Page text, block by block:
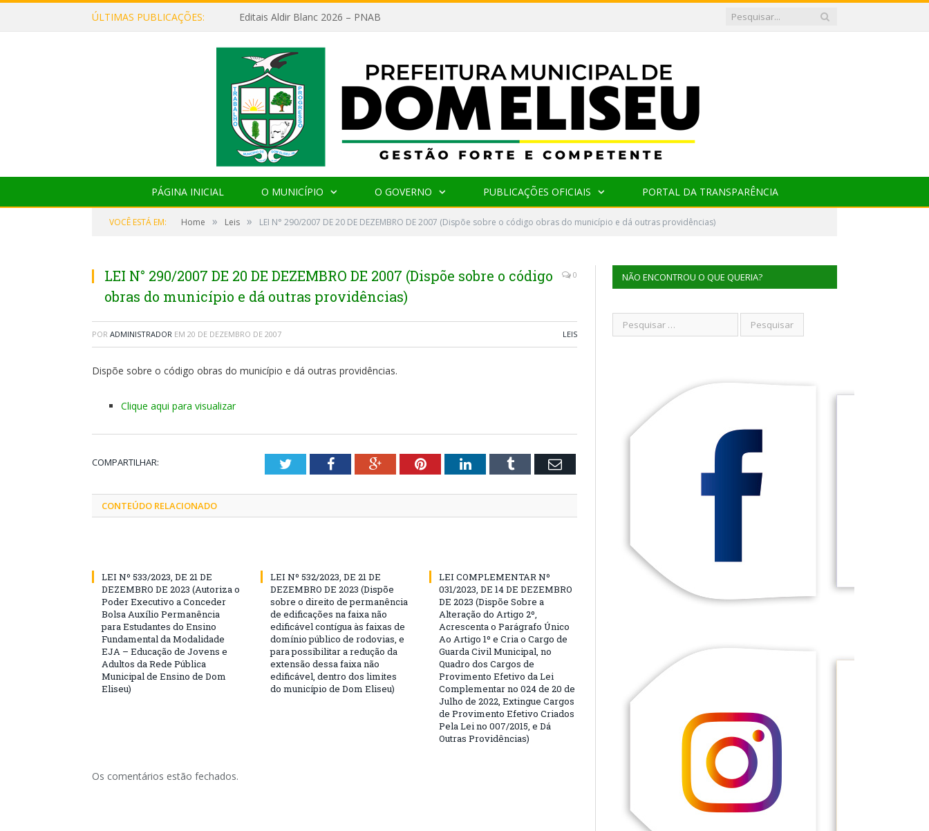
ÚLTIMAS PUBLICAÇÕES: Editais Aldir Blanc 2026 – PNAB
PÁGINA INICIAL O MUNICÍPIO O GOVERNO PUBLICAÇÕES OFICIAIS PORTAL DA TRANSPARÊNCIA
VOCÊ ESTÁ EM: Home » Leis » LEI N° 290/2007 DE 20 DE DEZEMBRO DE 2007 (Dispõe sobre o código obras do município e dá outras providências)
LEI N° 290/2007 DE 20 DE DEZEMBRO DE 2007 (Dispõe sobre o código
obras do município e dá outras providências)
0
POR ADMINISTRADOR EM 20 DE DEZEMBRO DE 2007 LEIS
Dispõe sobre o código obras do município e dá outras providências.
Clique aqui para visualizar
COMPARTILHAR: TwitterFacebookGoogle+PinterestLinkedInTumblr Email
CONTEÚDO RELACIONADO
LEI Nº 533/2023, DE 21 DE
DEZEMBRO DE 2023 (Autoriza o
Poder Executivo a Conceder
Bolsa Auxílio Permanência
para Estudantes do Ensino
Fundamental da Modalidade
EJA – Educação de Jovens e
Adultos da Rede Pública
Municipal de Ensino de Dom
Eliseu)
LEI Nº 532/2023, DE 21 DE
DEZEMBRO DE 2023 (Dispõe
sobre o direito de permanência
de edificações na faixa não
edificável contígua às faixas de
domínio público de rodovias, e
para possibilitar a redução da
extensão dessa faixa não
edificável, dentro dos limites
do município de Dom Eliseu)
LEI COMPLEMENTAR Nº
031/2023, DE 14 DE DEZEMBRO
DE 2023 (Dispõe Sobre a
Alteração do Artigo 2º,
Acrescenta o Parágrafo Único
Ao Artigo 1º e Cria o Cargo de
Guarda Civil Municipal, no
Quadro dos Cargos de
Provimento Efetivo da Lei
Complementar no 024 de 20 de
Julho de 2022, Extingue Cargos
de Provimento Efetivo Criados
Pela Lei no 007/2015, e Dá
Outras Providências)
Os comentários estão fechados.
NÃO ENCONTROU O QUE QUERIA?